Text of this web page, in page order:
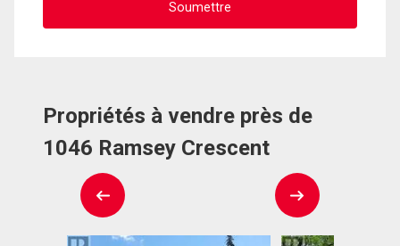
Propriétés à vendre près de
1046 Ramsey Crescent